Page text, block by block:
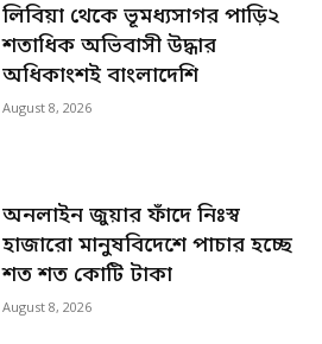
লিবিয়া থেকে ভূমধ্যসাগর পাড়ি২
শতাধিক অভিবাসী উদ্ধার
অধিকাংশই বাংলাদেশি
August 8, 2026
অনলাইন জুয়ার ফাঁদে নিঃস্ব
হাজারো মানুষবিদেশে পাচার হচ্ছে
শত শত কোটি টাকা
August 8, 2026